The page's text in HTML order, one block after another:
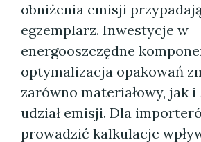
obniżenia emisji
egzemplarz. Inwestycje w
energooszczędne
optymalizacja opakowań
zarówno materiałowy, jak
udział emisji. Dla
prowadzić kalkulacje